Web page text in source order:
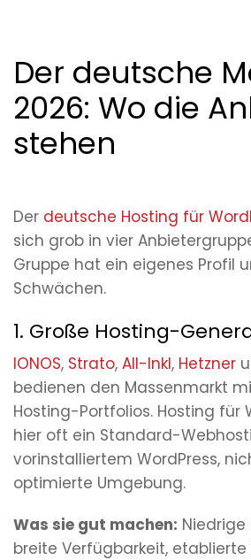
Der deutsche
2026: Wo die
stehen
Der deutsche Hosting für
sich grob in vier
Gruppe hat ein eigenes Profil
Schwächen.
1. Große Hosting-
IONOS, Strato, All-Inkl, Hetzner
bedienen den Massenmarkt
Hosting-Portfolios. Hosting für
hier oft ein Standard-
vorinstalliertem WordPress,
optimierte Umgebung.
Was sie gut machen: Niedrige
breite Verfügbarkeit, etablierte